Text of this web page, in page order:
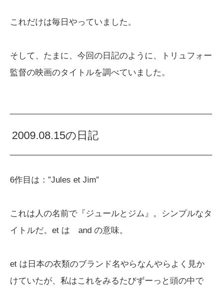
これだけは毎日やっていました。
そして、たまに、今回の日記のように、トリュフォー
監督の映画のタイトルを調べていました。
2009.08.15の日記
6作目は：”Jules et Jim”
これは人の名前で『ジュールとジム』。シンプルなタ
イトルだ。et は and の意味。
et は日本の衣類のブランド名やらなんやらよく見か
けていたが、私はこれをみるたびずーっと頭の中で